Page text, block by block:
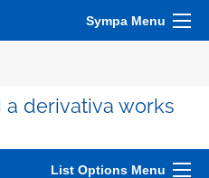
Sympa Menu
derivativa works
List Options Menu